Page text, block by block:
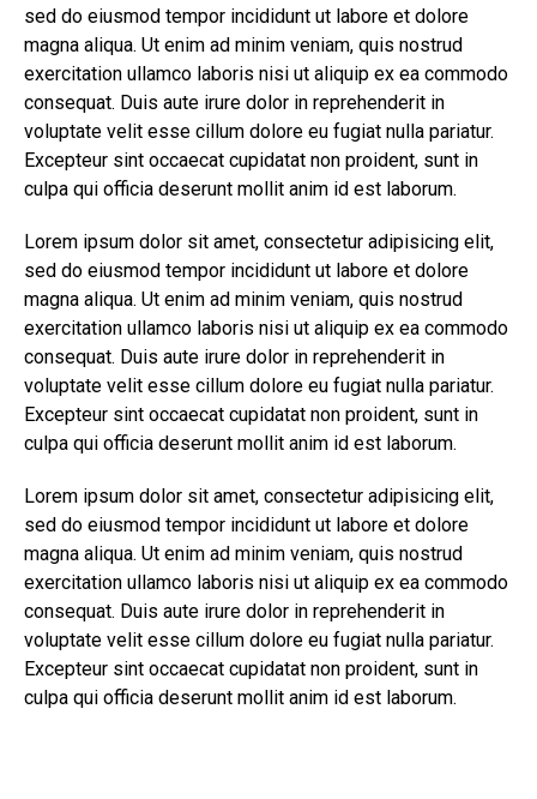
sed do eiusmod tempor incididunt ut labore et dolore
magna aliqua. Ut enim ad minim veniam, quis nostrud
exercitation ullamco laboris nisi ut aliquip ex ea commodo
consequat. Duis aute irure dolor in reprehenderit in
voluptate velit esse cillum dolore eu fugiat nulla pariatur.
Excepteur sint occaecat cupidatat non proident, sunt in
culpa qui officia deserunt mollit anim id est laborum.
Lorem ipsum dolor sit amet, consectetur adipisicing elit,
sed do eiusmod tempor incididunt ut labore et dolore
magna aliqua. Ut enim ad minim veniam, quis nostrud
exercitation ullamco laboris nisi ut aliquip ex ea commodo
consequat. Duis aute irure dolor in reprehenderit in
voluptate velit esse cillum dolore eu fugiat nulla pariatur.
Excepteur sint occaecat cupidatat non proident, sunt in
culpa qui officia deserunt mollit anim id est laborum.
Lorem ipsum dolor sit amet, consectetur adipisicing elit,
sed do eiusmod tempor incididunt ut labore et dolore
magna aliqua. Ut enim ad minim veniam, quis nostrud
exercitation ullamco laboris nisi ut aliquip ex ea commodo
consequat. Duis aute irure dolor in reprehenderit in
voluptate velit esse cillum dolore eu fugiat nulla pariatur.
Excepteur sint occaecat cupidatat non proident, sunt in
culpa qui officia deserunt mollit anim id est laborum.